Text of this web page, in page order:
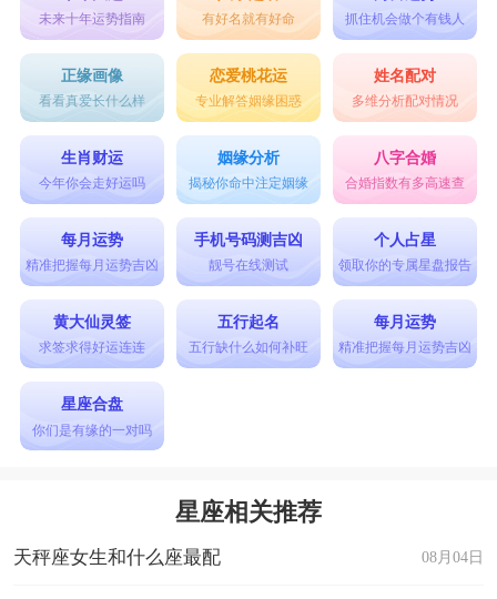
未来十年运势指南 有好名就有好命 抓住机会做个有钱人
正缘画像
看看真爱长什么样
恋爱桃花运
专业解答姻缘困惑
姓名配对
多维分析配对情况
生肖财运
今年你会走好运吗
姻缘分析
揭秘你命中注定姻缘
八字合婚
合婚指数有多高速查
每月运势
精准把握每月运势吉凶
手机号码测吉凶
靓号在线测试
个人占星
领取你的专属星盘报告
黄大仙灵签
求签求得好运连连
五行起名
五行缺什么如何补旺
每月运势
精准把握每月运势吉凶
星座合盘
你们是有缘的一对吗
星座相关推荐
08月04日
天秤座女生和什么座最配